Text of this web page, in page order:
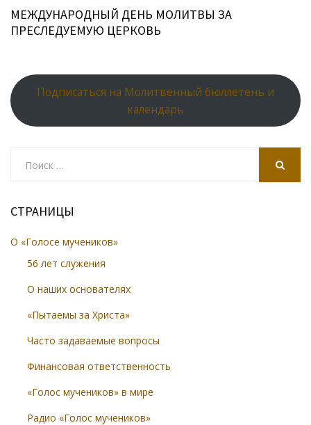
МЕЖДУНАРОДНЫЙ ДЕНЬ МОЛИТВЫ ЗА
ПРЕСЛЕДУЕМУЮ ЦЕРКОВЬ
Подписаться на Молитвенный бюллетень и
календарь
СТРАНИЦЫ
О «Голосе мучеников»
56 лет служения
О наших основателях
«Пытаемы за Христа»
Часто задаваемые вопросы
Финансовая ответственность
«Голос мучеников» в мире
Радио «Голос мучеников»